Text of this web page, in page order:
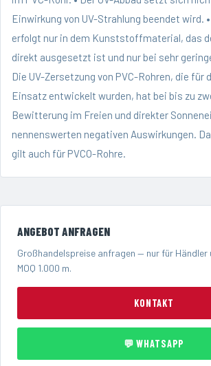
Einwirkung von UV-Strahlung beendet wird.
erfolgt nur in dem Kunststoffmaterial, das
direkt ausgesetzt ist und nur bei sehr
Die UV-Zersetzung von PVC-Rohren, die für
Einsatz entwickelt wurden, hat bei bis zu
Bewitterung im Freien und direkter
nennenswerten negativen Auswirkungen.
gilt auch für PVCO-Rohre.
ANGEBOT ANFRAGEN
Großhandelspreise anfragen — nur für Händler
MOQ 1.000 m.
KONTAKT
💬 WHATSAPP